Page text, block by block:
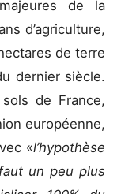
de la
d’agriculture,
de terre
dernier siècle.
de France,
européenne,
«l’hypothèse
un peu plus